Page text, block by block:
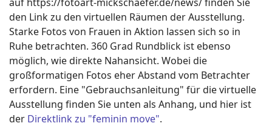
den Link zu den virtuellen Räumen der Ausstellung.
Starke Fotos von Frauen in Aktion lassen sich so in
Ruhe betrachten. 360 Grad Rundblick ist ebenso
möglich, wie direkte Nahansicht. Wobei die
großformatigen Fotos eher Abstand vom Betrachter
erfordern. Eine "Gebrauchsanleitung" für die virtuelle
Ausstellung finden Sie unten als Anhang, und hier ist
der Direktlink zu "feminin move".